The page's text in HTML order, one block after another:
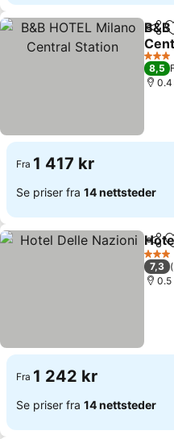
Del
Se
3
8,5
0.4
Fra 1 417 kr
Se priser fra 14 nettsteder
Del
3
7,3
0.5
Fra 1 242 kr
Se priser fra 14 nettsteder